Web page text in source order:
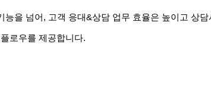
능을 넘어, 고객 응대&상담 업무 효율은 높이고 상
로우를 제공합니다.